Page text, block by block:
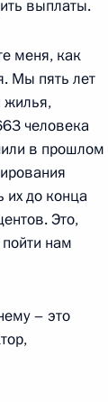
выплаты.
меня, как
Мы пять лет
жилья,
человека
в прошлом
их до конца
Это,
нам
– это